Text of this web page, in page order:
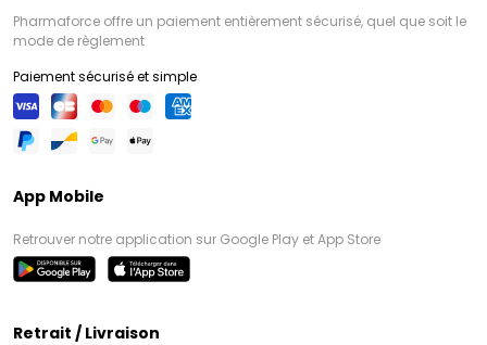
Pharmaforce offre un paiement entièrement sécurisé, quel que soit le
mode de règlement
Paiement sécurisé et simple
App Mobile
Retrouver notre application sur Google Play et App Store
Retrait / Livraison